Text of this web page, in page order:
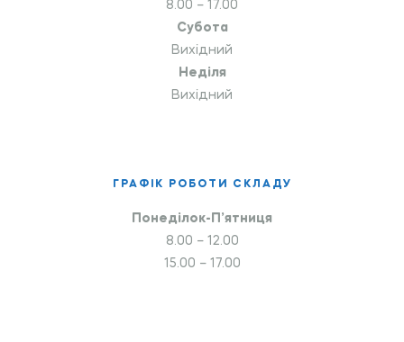
8.00 – 17.00
Субота
Вихідний
Неділя
Вихідний
ГРАФІК РОБОТИ СКЛАДУ
Понеділок-П’ятниця
8.00 – 12.00
15.00 – 17.00